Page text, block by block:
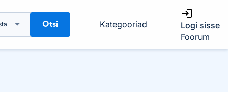
Otsi Kategooriad
Logi sisse
Foorum